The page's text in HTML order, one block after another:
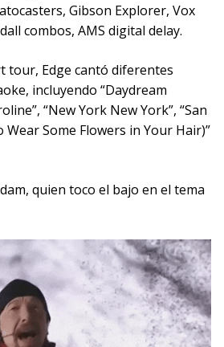
Gibson Explorer, Vox
combos, AMS digital delay.
tour, Edge cantó diferentes
incluyendo “Daydream
“New York New York”, “San
Wear Some Flowers in Your Hair)”
quien toco el bajo en el tema